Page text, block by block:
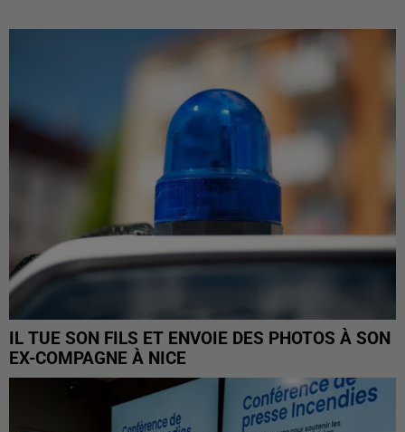
IL TUE SON FILS ET ENVOIE DES PHOTOS À SON
EX-COMPAGNE À NICE